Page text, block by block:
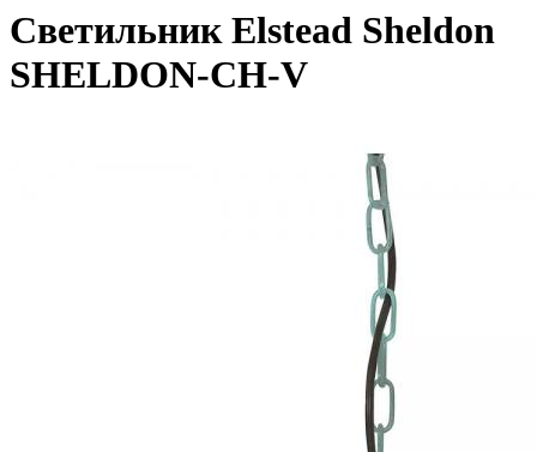
Светильник Elstead Sheldon
SHELDON-CH-V